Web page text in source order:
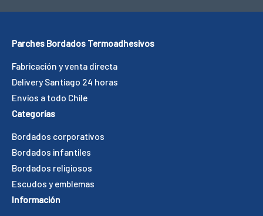
Parches Bordados Termoadhesivos
Fabricación y venta directa
Delivery Santiago 24 horas
Envíos a todo Chile
Categorías
Bordados corporativos
Bordados infantiles
Bordados religiosos
Escudos y emblemas
Información